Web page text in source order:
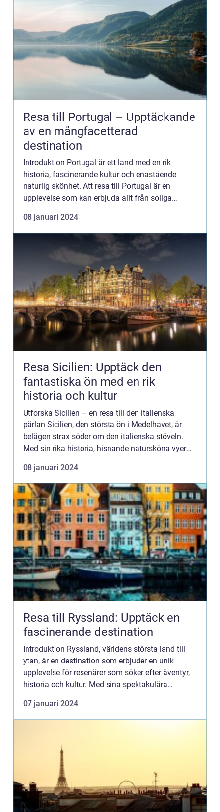
Resa till Portugal – Upptäckande
av en mångfacetterad
destination
Introduktion Portugal är ett land med en rik
historia, fascinerande kultur och enastående
naturlig skönhet. Att resa till Portugal är en
upplevelse som kan erbjuda allt från soliga
sevärdheter och vackra...
08 januari 2024
Resa Sicilien: Upptäck den
fantastiska ön med en rik
historia och kultur
Utforska Sicilien – en resa till den italienska
pärlan Sicilien, den största ön i Medelhavet, är
belägen strax söder om den italienska stöveln.
Med sin rika historia, hisnande natursköna vyer
upplev...
08 januari 2024
Resa till Ryssland: Upptäck en
fascinerande destination
Introduktion Ryssland, världens största land till
ytan, är en destination som erbjuder en unik
upplevelse för resenärer som söker efter äventyr,
historia och kultur. Med sina spektakulära
kulturarv, har Ryssl...
07 januari 2024